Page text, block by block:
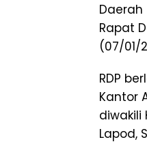
Rapat
(07/01/
RDP
Kantor
diwakili
Lapod,